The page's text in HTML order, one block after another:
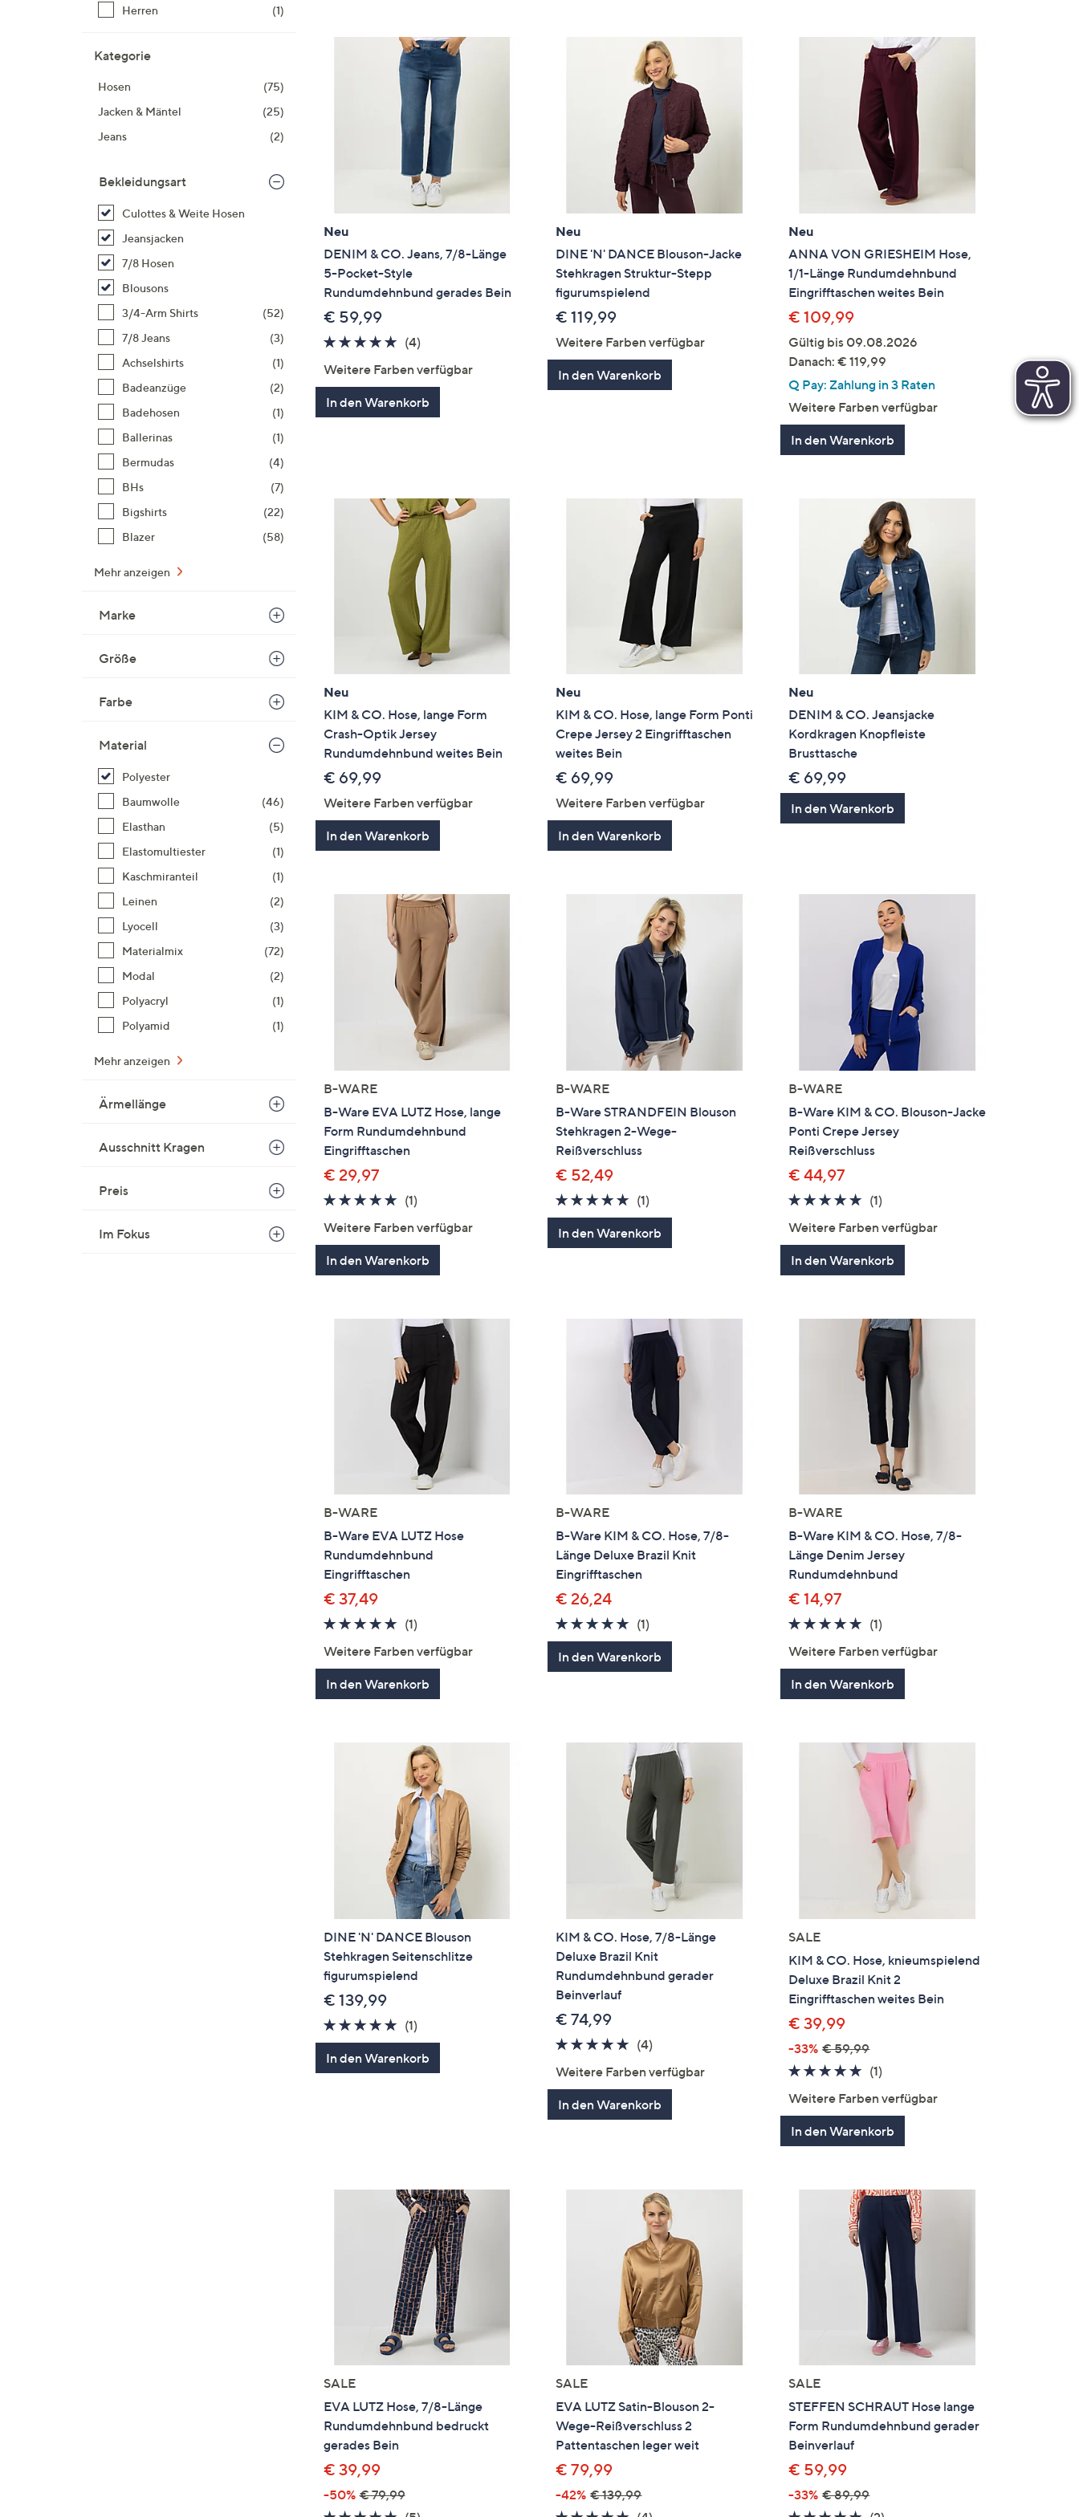
anzuzeigen.
Herren
(1)
Kategorie
Hosen
(75)
Jacken & Mäntel
(25)
Jeans
(2)
Bekleidungsart
Culottes & Weite Hosen
Jeansjacken
7/8 Hosen
Blousons
3/4-Arm Shirts
(52)
7/8 Jeans
(3)
Achselshirts
(1)
Badeanzüge
(2)
Badehosen
(1)
Ballerinas
(1)
Bermudas
(4)
BHs
(7)
Bigshirts
(22)
Blazer
(58)
Mehr anzeigen
Marke
Größe
Farbe
Material
Polyester
Baumwolle
(46)
Elasthan
(5)
Elastomultiester
(1)
Kaschmiranteil
(1)
Leinen
(2)
Lyocell
(3)
Materialmix
(72)
Modal
(2)
Polyacryl
(1)
Polyamid
(1)
Mehr anzeigen
Ärmellänge
Ausschnitt Kragen
Preis
Im Fokus
Neu
DENIM & CO. Jeans, 7/8-Länge
5-Pocket-Style
Rundumdehnbund gerades Bein
€ 59,99
4.8
5
(4)4
Weitere Farben verfügbar
In den Warenkorb
Neu
DINE 'N' DANCE Blouson-Jacke
Stehkragen Struktur-Stepp
figurumspielend
€ 119,99
Weitere Farben verfügbar
In den Warenkorb
Neu
ANNA VON GRIESHEIM Hose,
1/1-Länge Rundumdehnbund
Eingrifftaschen weites Bein
€ 109,99
Gültig bis 09.08.2026
Danach: € 119,99
Q Pay: Zahlung in 3 Raten
Weitere Farben verfügbar
In den Warenkorb
Neu
KIM & CO. Hose, lange Form
Crash-Optik Jersey
Rundumdehnbund weites Bein
€ 69,99
Weitere Farben verfügbar
In den Warenkorb
Neu
KIM & CO. Hose, lange Form Ponti
Crepe Jersey 2 Eingrifftaschen
weites Bein
€ 69,99
Weitere Farben verfügbar
In den Warenkorb
Neu
DENIM & CO. Jeansjacke
Kordkragen Knopfleiste
Brusttasche
€ 69,99
In den Warenkorb
B-WARE
B-Ware EVA LUTZ Hose, lange
Form Rundumdehnbund
Eingrifftaschen
€ 29,97
5.0
5
(1)1
Weitere Farben verfügbar
In den Warenkorb
B-WARE
B-Ware STRANDFEIN Blouson
Stehkragen 2-Wege-
Reißverschluss
€ 52,49
5.0
von
5
(1)
Bewertungen
In den Warenkorb
B-WARE
B-Ware KIM & CO. Blouson-Jacke
Ponti Crepe Jersey
Reißverschluss
€ 44,97
5.0
5
(1)
Weitere Farben verfügbar
In den Warenkorb
B-WARE
B-Ware EVA LUTZ Hose
Rundumdehnbund
Eingrifftaschen
€ 37,49
5.0
(1)1
Weitere Farben verfügbar
In den Warenkorb
B-WARE
B-Ware KIM & CO. Hose, 7/8-
Länge Deluxe Brazil Knit
Eingrifftaschen
€ 26,24
5.0
von
5
(1)
Bewertungen
In den Warenkorb
B-WARE
B-Ware KIM & CO. Hose, 7/8-
Länge Denim Jersey
Rundumdehnbund
€ 14,97
5.0
(1)
Weitere Farben verfügbar
In den Warenkorb
DINE 'N' DANCE Blouson
Stehkragen Seitenschlitze
figurumspielend
€ 139,99
5.0
von
5
(1)1
Bewertungen
In den Warenkorb
KIM & CO. Hose, 7/8-Länge
Deluxe Brazil Knit
Rundumdehnbund gerader
Beinverlauf
€ 74,99
5.0
5
(4)
Weitere Farben verfügbar
In den Warenkorb
SALE
KIM & CO. Hose, knieumspielend
Deluxe Brazil Knit 2
Eingrifftaschen weites Bein
€ 39,99
-33% € 59,99
5.0
5
(1)
Weitere Farben verfügbar
In den Warenkorb
SALE
EVA LUTZ Hose, 7/8-Länge
Rundumdehnbund bedruckt
gerades Bein
€ 39,99
-50% € 79,99
SALE
EVA LUTZ Satin-Blouson 2-
Wege-Reißverschluss 2
Pattentaschen leger weit
€ 79,99
-42% € 139,99
SALE
STEFFEN SCHRAUT Hose lange
Form Rundumdehnbund gerader
Beinverlauf
€ 59,99
-33% € 89,99